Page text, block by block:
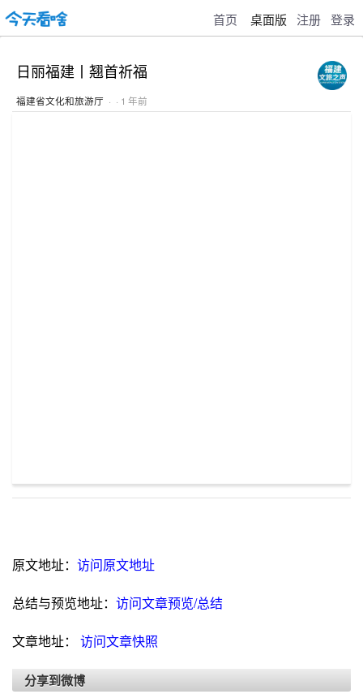
首页 桌面版 注册 登录
日丽福建丨翘首祈福
福建省文化和旅游厅 · · 1 年前
原文地址： 访问原文地址
总结与预览地址： 访问文章预览/总结
文章地址： 访问文章快照
分享到微博